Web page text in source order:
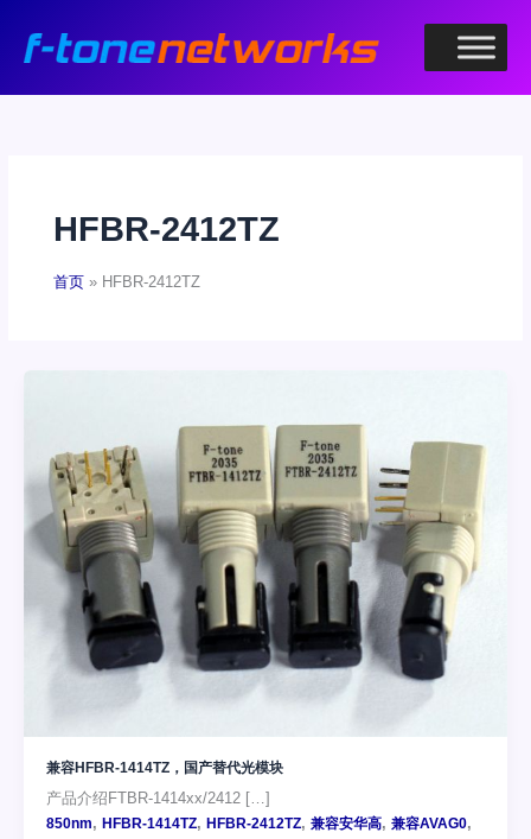
HFBR-2412TZ
首页 HFBR-2412TZ
兼容HFBR-1414TZ，国产替代光模块
产品介绍FTBR-1414xx/2412 […]
850nm, HFBR-1414TZ, HFBR-2412TZ, 兼容安华高, 兼容AVAG0,